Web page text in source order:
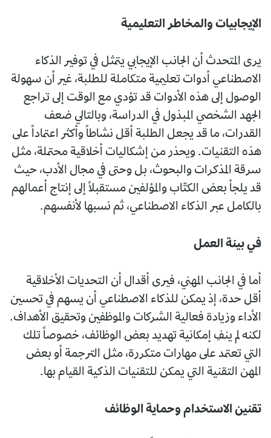
الإيجابيات والمخاطر التعليمية
يرى المتحدث أن الجانب الإيجابي يتمثل في توفير الذكاء
الاصطناعي أدوات تعليمية متكاملة للطلبة، غير أن سهولة
الوصول إلى هذه الأدوات قد تؤدي مع الوقت إلى تراجع
الجهد الشخصي المبذول في الدراسة، وبالتالي ضعف
القدرات، ما قد يجعل الطلبة أقل نشاطاً وأكثر اعتماداً على
هذه التقنيات. ويحذر من إشكاليات أخلاقية محتملة، مثل
سرقة المذكرات والبحوث، بل وحتى في مجال الأدب، حيث
قد يلجأ بعض الكتّاب والمؤلفين مستقبلاً إلى إنتاج أعمالهم
بالكامل عبر الذكاء الاصطناعي، ثم نسبها لأنفسهم.
في بيئة العمل
أما في الجانب المهني، فيرى أقدال أن التحديات الأخلاقية
أقل حدة، إذ يمكن للذكاء الاصطناعي أن يسهم في تحسين
الأداء وزيادة فعالية الشركات والموظفين وتحقيق الأهداف.
لكنه لم ينفِ إمكانية تهديد بعض الوظائف، خصوصاً تلك
التي تعتمد على مهارات متكررة، مثل الترجمة أو بعض
المهن التقنية التي يمكن للتقنيات الذكية القيام بها.
تقنين الاستخدام وحماية الوظائف